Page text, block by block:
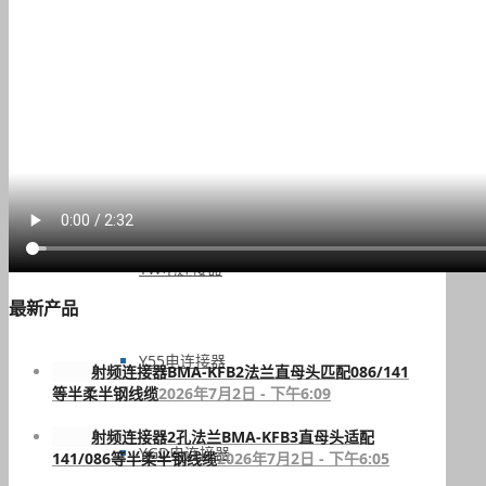
YW电连接器
Y55电连接器
YGD电连接器
最新产品
射频连接器BMA-KFB2法兰直母头匹配086/141
等半柔半钢线缆2026年7月2日 - 下午6:09
射频连接器2孔法兰BMA-KFB3直母头适配
141/086等半柔半钢线缆2026年7月2日 - 下午6:05